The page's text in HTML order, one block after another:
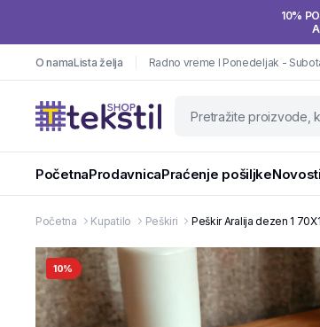
10%
O namaLista želja Radno vreme I Ponedeljak -
PočetnaProdavnicaPraćenje pošiljkeNovosti
Početna Kupatilo Peškiri Peškir Aralija dezen 1
10%